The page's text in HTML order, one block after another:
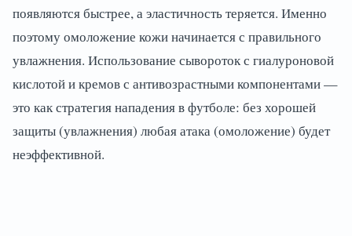
появляются быстрее, а эластичность теряется. Именно
поэтому омоложение кожи начинается с правильного
увлажнения. Использование сывороток с гиалуроновой
кислотой и кремов с антивозрастными компонентами —
это как стратегия нападения в футболе: без хорошей
защиты (увлажнения) любая атака (омоложение) будет
неэффективной.